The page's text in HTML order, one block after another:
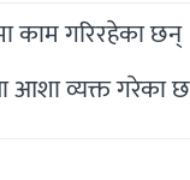
काम गरिरहेका छन्
आशा व्यक्त गरेका